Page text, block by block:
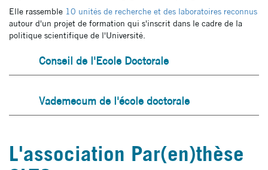
Elle rassemble 10 unités de recherche et des laboratoires reconnus
autour d'un projet de formation qui s'inscrit dans le cadre de la
politique scientifique de l'Université.
Conseil de l'Ecole Doctorale
Vademecum de l'école doctorale
L'association Par(en)thèse